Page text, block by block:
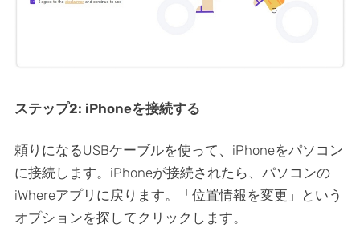
ステップ2: iPhoneを接続する
頼りになるUSBケーブルを使って、iPhoneをパソコン
に接続します。iPhoneが接続されたら、パソコンの
iWhereアプリに戻ります。「位置情報を変更」という
オプションを探してクリックします。